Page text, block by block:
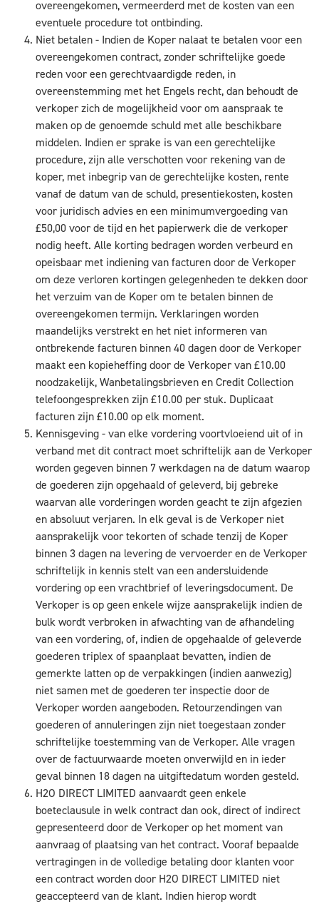
overeengekomen, vermeerderd met de kosten van een
eventuele procedure tot ontbinding.
Niet betalen - Indien de Koper nalaat te betalen voor een
overeengekomen contract, zonder schriftelijke goede
reden voor een gerechtvaardigde reden, in
overeenstemming met het Engels recht, dan behoudt de
verkoper zich de mogelijkheid voor om aanspraak te
maken op de genoemde schuld met alle beschikbare
middelen. Indien er sprake is van een gerechtelijke
procedure, zijn alle verschotten voor rekening van de
koper, met inbegrip van de gerechtelijke kosten, rente
vanaf de datum van de schuld, presentiekosten, kosten
voor juridisch advies en een minimumvergoeding van
£50,00 voor de tijd en het papierwerk die de verkoper
nodig heeft. Alle korting bedragen worden verbeurd en
opeisbaar met indiening van facturen door de Verkoper
om deze verloren kortingen gelegenheden te dekken door
het verzuim van de Koper om te betalen binnen de
overeengekomen termijn. Verklaringen worden
maandelijks verstrekt en het niet informeren van
ontbrekende facturen binnen 40 dagen door de Verkoper
maakt een kopieheffing door de Verkoper van £10.00
noodzakelijk, Wanbetalingsbrieven en Credit Collection
telefoongesprekken zijn £10.00 per stuk. Duplicaat
facturen zijn £10.00 op elk moment.
Kennisgeving - van elke vordering voortvloeiend uit of in
verband met dit contract moet schriftelijk aan de Verkoper
worden gegeven binnen 7 werkdagen na de datum waarop
de goederen zijn opgehaald of geleverd, bij gebreke
waarvan alle vorderingen worden geacht te zijn afgezien
en absoluut verjaren. In elk geval is de Verkoper niet
aansprakelijk voor tekorten of schade tenzij de Koper
binnen 3 dagen na levering de vervoerder en de Verkoper
schriftelijk in kennis stelt van een andersluidende
vordering op een vrachtbrief of leveringsdocument. De
Verkoper is op geen enkele wijze aansprakelijk indien de
bulk wordt verbroken in afwachting van de afhandeling
van een vordering, of, indien de opgehaalde of geleverde
goederen triplex of spaanplaat bevatten, indien de
gemerkte latten op de verpakkingen (indien aanwezig)
niet samen met de goederen ter inspectie door de
Verkoper worden aangeboden. Retourzendingen van
goederen of annuleringen zijn niet toegestaan zonder
schriftelijke toestemming van de Verkoper. Alle vragen
over de factuurwaarde moeten onverwijld en in ieder
geval binnen 18 dagen na uitgiftedatum worden gesteld.
H2O DIRECT LIMITED aanvaardt geen enkele
boeteclausule in welk contract dan ook, direct of indirect
gepresenteerd door de Verkoper op het moment van
aanvraag of plaatsing van het contract. Vooraf bepaalde
vertragingen in de volledige betaling door klanten voor
een contract worden door H2O DIRECT LIMITED niet
geaccepteerd van de klant. Indien hierop wordt